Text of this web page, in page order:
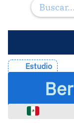
Estudio